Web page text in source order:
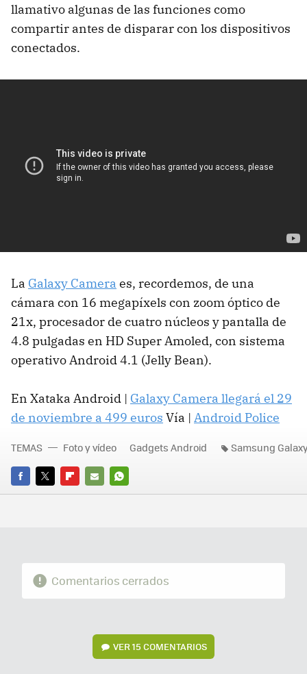
llamativo algunas de las funciones como
compartir antes de disparar con los dispositivos
conectados.
La Galaxy Camera es, recordemos, de una
cámara con 16 megapíxels con zoom óptico de
21x, procesador de cuatro núcleos y pantalla de
4.8 pulgadas en HD Super Amoled, con sistema
operativo Android 4.1 (Jelly Bean).
En Xataka Android | Galaxy Camera llegará el 29
de noviembre a 499 euros Vía | Android Police
FACEBOOK
TWITTERFLIPBOARD
E-
WHATSAPP
TEMAS Foto y vídeo Gadgets Android Samsung
Comentarios cerrados
VER15 COMENTARIOS